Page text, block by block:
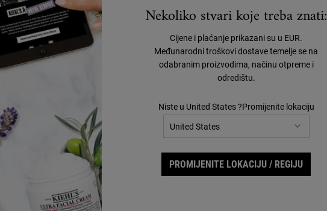
Upotpunite svoju rutinu
Otkrijte učinkovite formule i upotpunite svoju rutinu.
Korak 3
Nekoliko stvari koje treba znati:
Cijene i plaćanje prikazani su u EUR.
Međunarodni troškovi dostave temelje se na
odabranim proizvodima, načinu otpreme i
odredištu.
Niste u United States ?Promijenite lokaciju
PROMIJENITE LOKACIJU / REGIJU